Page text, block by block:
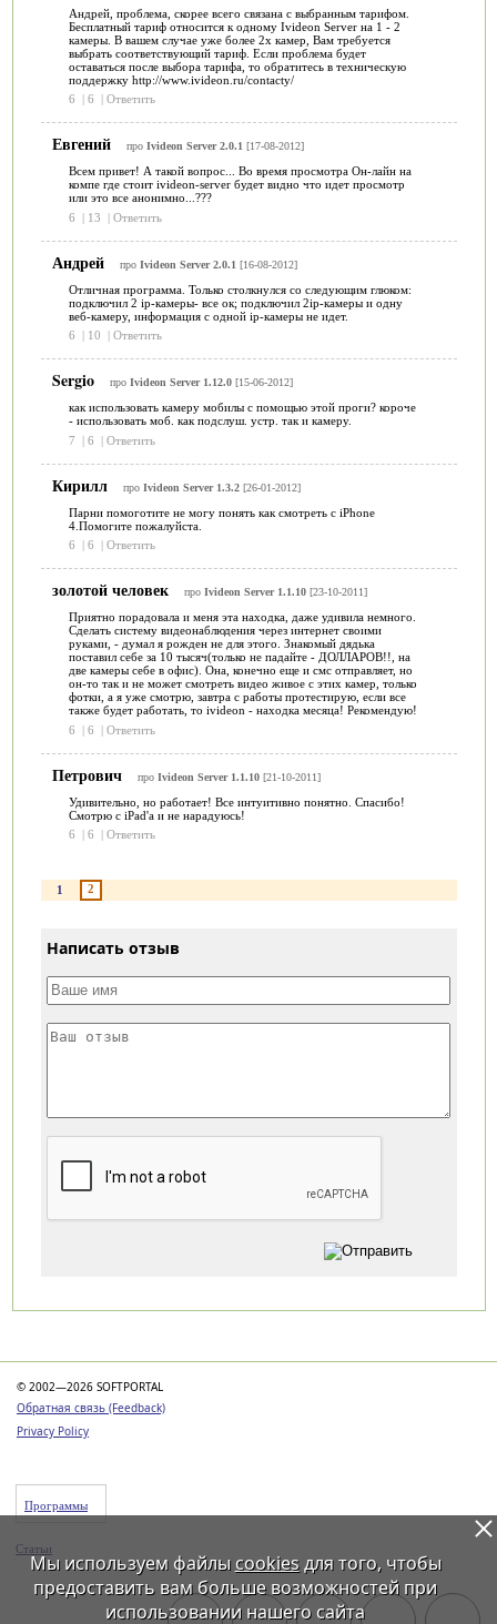
Андрей, проблема, скорее всего связана с выбранным тарифом.
Бесплатный тариф относится к одному Ivideon Server на 1 - 2
камеры. В вашем случае уже более 2х камер, Вам требуется
выбрать соответствующий тариф. Если проблема будет
оставаться после выбора тарифа, то обратитесь в техническую
поддержку http://www.ivideon.ru/contacty/
6
| 6 | Ответить
Евгений про Ivideon Server 2.0.1 [17-08-2012]
Всем привет! А такой вопрос... Во время просмотра Он-лайн на
компе где стоит ivideon-server будет видно что идет просмотр
или это все анонимно...???
6
| 13 | Ответить
Андрей про Ivideon Server 2.0.1 [16-08-2012]
Отличная программа. Только столкнулся со следующим глюком:
подключил 2 ip-камеры- все ок; подключил 2ip-камеры и одну
веб-камеру, информация с одной ip-камеры не идет.
6
| 10 | Ответить
Sergio про Ivideon Server 1.12.0[15-06-2012]
как использовать камеру мобилы с помощью этой проги? короче
- использовать моб. как подслуш. устр. так и камеру.
7
| 6 | Ответить
Кирилл про Ivideon Server 1.3.2[26-01-2012]
Парни помоготите не могу понять как смотреть с iPhone
4.Помогите пожалуйста.
6
| 6 | Ответить
золотой человек про Ivideon Server 1.1.10[23-10-2011]
Приятно порадовала и меня эта находка, даже удивила немного.
Сделать систему видеонаблюдения через интернет своими
руками, - думал я рожден не для этого. Знакомый дядька
поставил себе за 10 тысяч(только не падайте - ДОЛЛАРОВ!!, на
две камеры себе в офис). Она, конечно еще и смс отправляет, но
он-то так и не может смотреть видео живое с этих камер, только
фотки, а я уже смотрю, завтра с работы протестирую, если все
также будет работать, то ivideon - находка месяца! Рекомендую!
6
| 6 | Ответить
Петрович про Ivideon Server 1.1.10[21-10-2011]
Удивительно, но работает! Все интуитивно понятно. Спасибо!
Смотрю с iPad'а и не нарадуюсь!
6
| 6 | Ответить
1 2
Написать отзыв
© 2002—2026 SOFTPORTAL
Обратная связь (Feedback)
Privacy Policy
Программы
Статьи
Мы используем файлы cookiesдля того, чтобы
предоставить вам больше возможностей при
использовании нашего сайта